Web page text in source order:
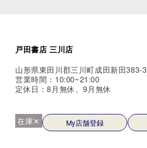
戸田書店 三川店
山形県東田川郡三川町成田新田383-3
営業時間：10:00~21:00
定休日：8月無休、9月無休
在庫✕ My店舗登録